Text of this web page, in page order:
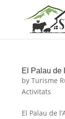
El Palau de
by Turisme
Activitats
El Palau de